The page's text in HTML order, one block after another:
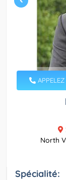
APPELEZ
North
Spécialité: